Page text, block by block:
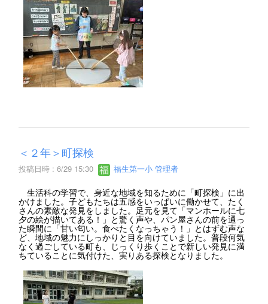
＜２年＞町探検
投稿日時 : 6/29 15:30 福生第一小 管理者
生活科の学習で、身近な地域を知るために「町探検」に出
かけました。子どもたちは五感をいっぱいに働かせて、たく
さんの素敵な発見をしました。足元を見て「マンホールに七
夕の絵が描いてある！」と驚く声や、パン屋さんの前を通っ
た瞬間に「甘い匂い。食べたくなっちゃう！」とはずむ声な
ど、地域の魅力にしっかりと目を向けていました。普段何気
なく過ごしている町も、じっくり歩くことで新しい発見に満
ちていることに気付けた、実りある探検となりました。